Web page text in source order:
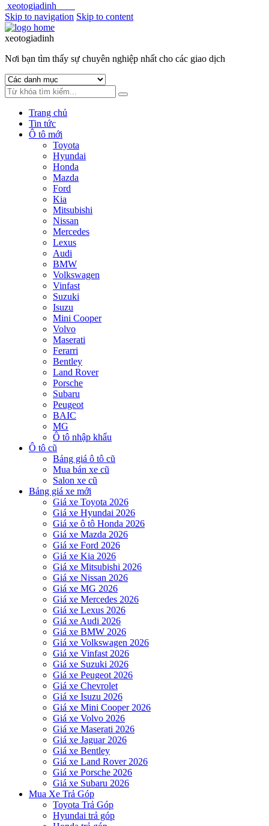
xeotogiadinh
Skip to navigation Skip to content
xeotogiadinh
Nơi bạn tìm thấy sự chuyên nghiệp nhất cho các giao dịch
Trang chủ
Tin tức
Ô tô mới
Toyota
Hyundai
Honda
Mazda
Ford
Kia
Mitsubishi
Nissan
Mercedes
Lexus
Audi
BMW
Volkswagen
Vinfast
Suzuki
Isuzu
Mini Cooper
Volvo
Maserati
Ferarri
Bentley
Land Rover
Porsche
Subaru
Peugeot
BAIC
MG
Ô tô nhập khẩu
Ô tô cũ
Bảng giá ô tô cũ
Mua bán xe cũ
Salon xe cũ
Bảng giá xe mới
Giá xe Toyota 2026
Giá xe Hyundai 2026
Giá xe ô tô Honda 2026
Giá xe Mazda 2026
Giá xe Ford 2026
Giá xe Kia 2026
Giá xe Mitsubishi 2026
Giá xe Nissan 2026
Giá xe MG 2026
Giá xe Mercedes 2026
Giá xe Lexus 2026
Giá xe Audi 2026
Giá xe BMW 2026
Giá xe Volkswagen 2026
Giá xe Vinfast 2026
Giá xe Suzuki 2026
Giá xe Peugeot 2026
Giá xe Chevrolet
Giá xe Isuzu 2026
Giá xe Mini Cooper 2026
Giá xe Volvo 2026
Giá xe Maserati 2026
Giá xe Jaguar 2026
Giá xe Bentley
Giá xe Land Rover 2026
Giá xe Porsche 2026
Giá xe Subaru 2026
Mua Xe Trả Góp
Toyota Trả Góp
Hyundai trả góp